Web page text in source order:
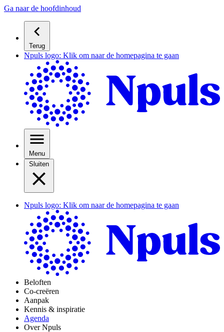
Ga naar de hoofdinhoud
Terug
Npuls logo: Klik om naar de homepagina te gaan
Menu
Sluiten
Npuls logo: Klik om naar de homepagina te gaan
Beloften
Co-creëren
Aanpak
Kennis & inspiratie
Agenda
Over Npuls